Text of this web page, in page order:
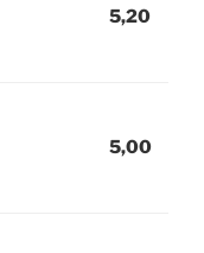
5,20
5,00